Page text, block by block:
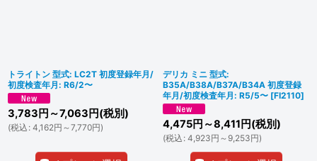
トライトン 型式: LC2T 初度登録年月/
初度検査年月: R6/2〜
3,783 円 ～7,063 円(税別)
(税込 : 4,162円 ～7,770円)
デリカ ミニ 型式:
B35A/B38A/B37A/B34A 初度登録
年月/初度検査年月: R5/5〜 [FI2110]
4,475円 ～8,411 円(税別)
(税込 : 4,923円 ～9,253円)